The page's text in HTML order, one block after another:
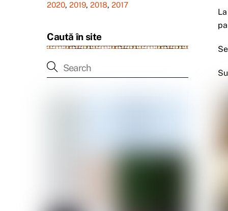
2020, 2019, 2018, 2017
Caută în site